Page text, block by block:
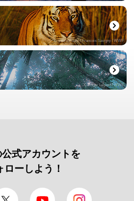
© naturepl.com / Francois Savigny / WWF
© Roger Leguen / WWF
式アカウントを
ローしよう！
Twitter YouTube